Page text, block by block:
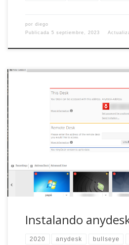
por diego
Publicada 5 septiembre, 2023
No nos engañemos, si lees esto
el soporte informático de alguien.
soy el soporte informático de
países y cinco comunidades
«mejor me conecto y lo miro» es
Instalando
2020 anydesk bullseye